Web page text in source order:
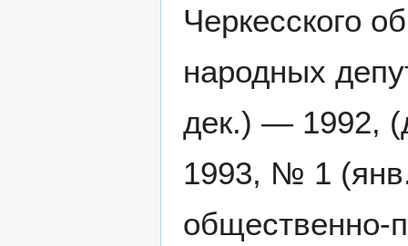
Черкесского
народных
дек.) — 1992,
1993, № 1
общественно-